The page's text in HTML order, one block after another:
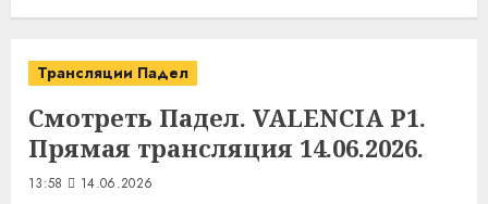
Трансляции Падел
Смотреть Падел. VALENCIA P1.
Прямая трансляция 14.06.2026.
13:58 14.06.2026